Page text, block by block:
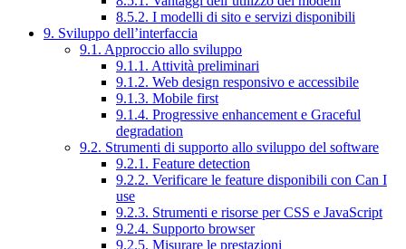
8.5.2. I modelli di sito e servizi disponibili
9. Sviluppo dell’interfaccia
9.1. Approccio allo sviluppo
9.1.1. Attività preliminari
9.1.2. Web design responsivo e accessibile
9.1.3. Mobile first
9.1.4. Progressive enhancement e Graceful
degradation
9.2. Strumenti di supporto allo sviluppo del software
9.2.1. Feature detection
9.2.2. Verificare le feature disponibili con Can I
use
9.2.3. Strumenti e risorse per CSS e JavaScript
9.2.4. Supporto browser
9.2.5. Misurare le prestazioni